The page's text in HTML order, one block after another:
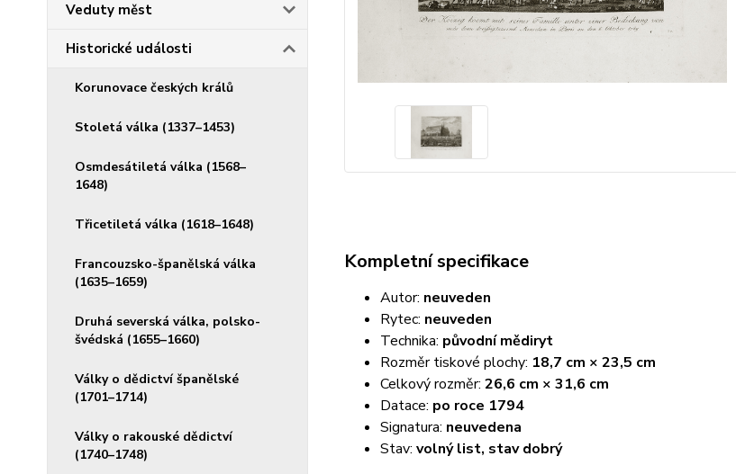
Veduty měst
Historické události
Korunovace českých králů
Stoletá válka (1337–1453)
Osmdesátiletá válka (1568–
1648)
Třicetiletá válka (1618–1648)
Francouzsko-španělská válka
(1635–1659)
Druhá severská válka, polsko-
švédská (1655–1660)
Války o dědictví španělské
(1701–1714)
Války o rakouské dědictví
(1740–1748)
Kompletní specifikace
Autor: neuveden
Rytec: neuveden
Technika: původní mědiryt
Rozměr tiskové plochy: 18,7 cm × 23,5 cm
Celkový rozměr: 26,6 cm × 31,6 cm
Datace: po roce 1794
Signatura: neuvedena
Stav: volný list, stav dobrý